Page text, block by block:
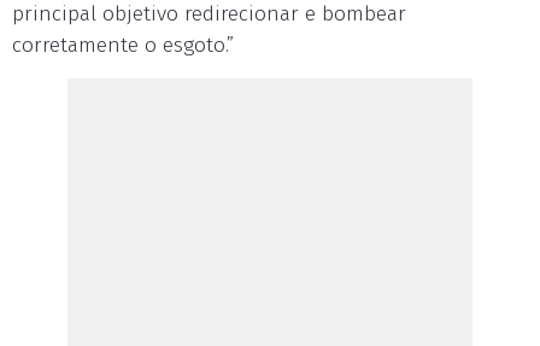
principal objetivo redirecionar e bombear
corretamente o esgoto.”